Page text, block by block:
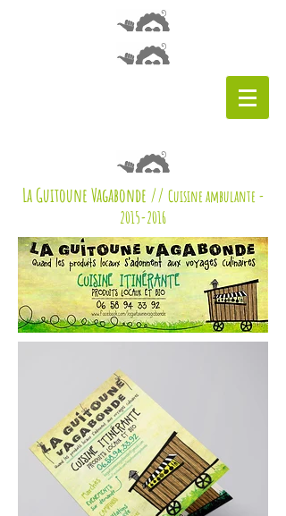
La Guitoune Vagabonde // Cuisine ambulante -
2015-2016